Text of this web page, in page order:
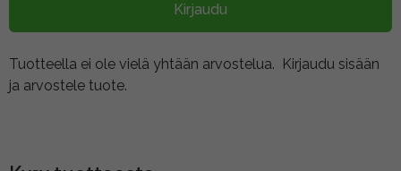
Kirjaudu
Tuotteella ei ole vielä yhtään arvostelua. Kirjaudu sisään
ja arvostele tuote.